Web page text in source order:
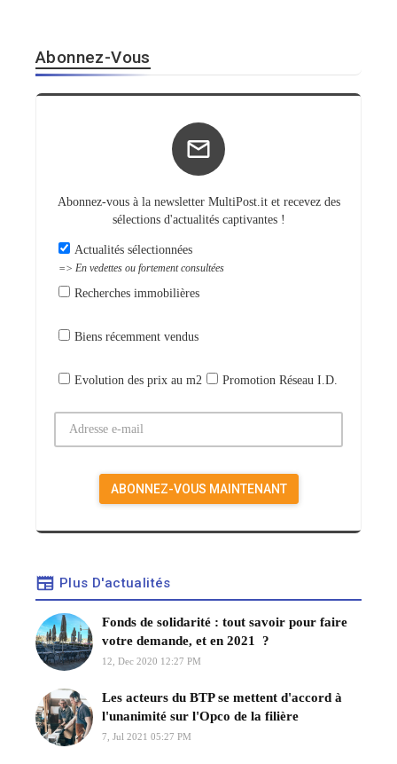
Abonnez-Vous
Abonnez-vous à la newsletter MultiPost.it et recevez des
sélections d'actualités captivantes !
Actualités sélectionnées
=> En vedettes ou fortement consultées
Recherches immobilières
Biens récemment vendus
Evolution des prix au m2 Promotion Réseau I.D.
Plus D'actualités
Fonds de solidarité : tout savoir pour faire
votre demande, et en 2021 ?
12, Dec 2020 12:27 PM
Les acteurs du BTP se mettent d'accord à
l'unanimité sur l'Opco de la filière
7, Jul 2021 05:27 PM